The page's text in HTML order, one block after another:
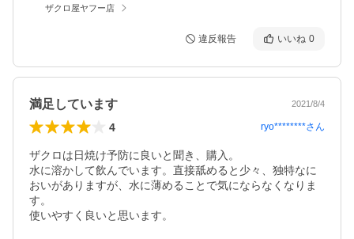
ザクロ屋ヤフー店
違反報告 いいね 0
満足しています 2021/8/4
4 ryo********さん
ザクロは日焼け予防に良いと聞き、購入。
水に溶かして飲んでいます。直接舐めると少々、独特なに
おいがありますが、水に薄めることで気にならなくなりま
す。
使いやすく良いと思います。